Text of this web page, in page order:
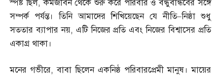
স্পষ্ট ছিল,কর্মজীবন থেকে শুরু করে পরিবার ও বন্ধুবান্ধবের সঙ্গে
সম্পর্ক পর্যন্ত। তিনি আমাদের শিখিয়েছেন যে নীতি–নিষ্ঠা শুধু
সততার ব্যাপার নয়, এটি নিজের প্রতি এবং নিজের বিশ্বাসের প্রতি
একাগ্র থাকা।
মনের গভীরে,বাবা ছিলেন একনিষ্ঠ পরিবারপ্রেমী মানুষ। মায়ের